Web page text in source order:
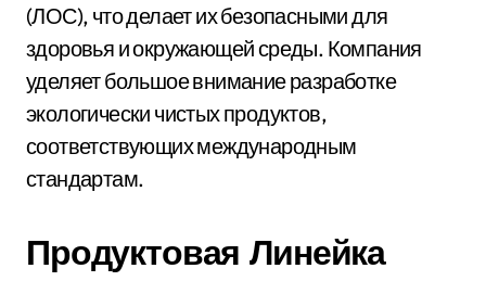
(ЛОС), что делает их безопасными для
здоровья и окружающей среды. Компания
уделяет большое внимание разработке
экологически чистых продуктов,
соответствующих международным
стандартам.
Продуктовая Линейка